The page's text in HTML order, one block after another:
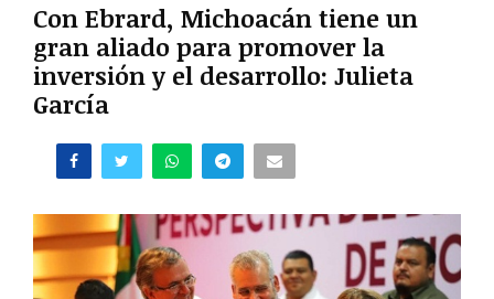
Con Ebrard, Michoacán tiene un
gran aliado para promover la
inversión y el desarrollo: Julieta
García